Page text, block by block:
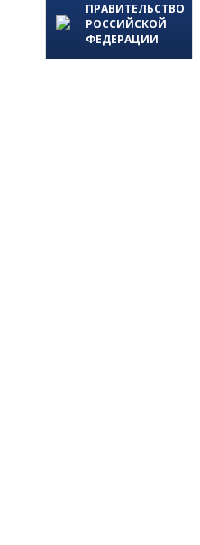
ПРАВИТЕЛЬСТВО
РОССИЙСКОЙ
ФЕДЕРАЦИИ